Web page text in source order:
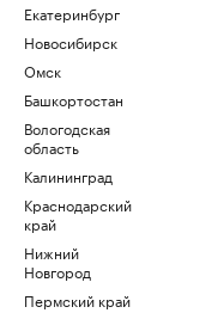
Екатеринбург
Новосибирск
Омск
Башкортостан
Вологодская
область
Калининград
Краснодарский
край
Нижний
Новгород
Пермский край